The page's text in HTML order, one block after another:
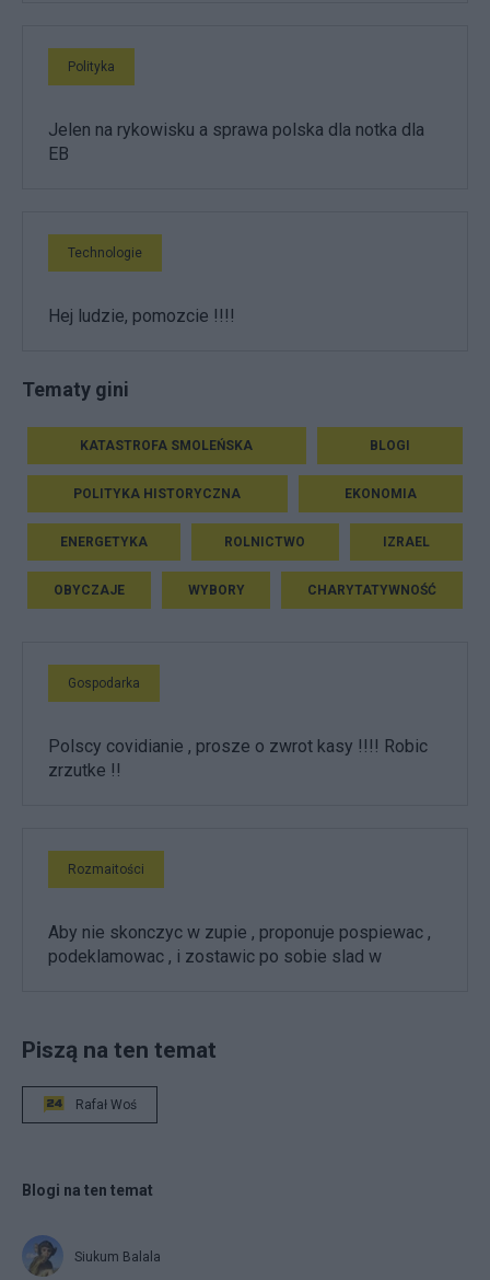
Polityka
Jelen na rykowisku a sprawa polska dla notka dla
EB
Technologie
Hej ludzie, pomozcie !!!!
Tematy gini
KATASTROFA SMOLEŃSKA BLOGI
POLITYKA HISTORYCZNA EKONOMIA
ENERGETYKA ROLNICTWO IZRAEL
OBYCZAJE WYBORY CHARYTATYWNOŚĆ
Gospodarka
Polscy covidianie , prosze o zwrot kasy !!!! Robic
zrzutke !!
Rozmaitości
Aby nie skonczyc w zupie , proponuje pospiewac ,
podeklamowac , i zostawic po sobie slad w
Piszą na ten temat
Rafał Woś
Blogi na ten temat
Siukum Balala